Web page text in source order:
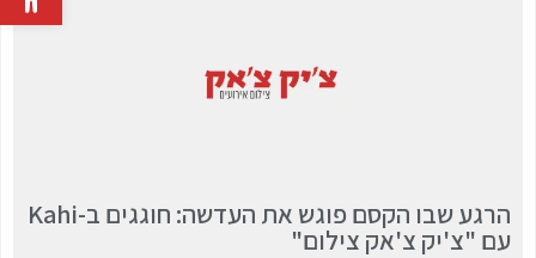
הרגע שבו הקסם פוגש את העדשה: חוגגים ב-Kahi
עם "צ'יק צ'אק צילום"